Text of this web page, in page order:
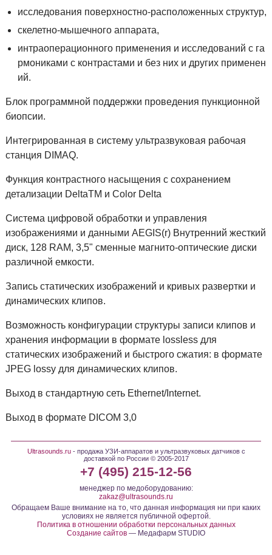
исследования поверхностно-расположенных структур,
скелетно-мышечного аппарата,
интраоперационного применения и исследований с га
рмониками с контрастами и без них и других применен
ий.
Блок программной поддержки проведения пункционной
биопсии.
Интегрированная в систему ультразвуковая рабочая
станция DIMAQ.
Функция контрастного насыщения с сохранением
детализации DeltaТМ и Сolor Delta
Система цифровой обработки и управления
изображениями и данными AEGIS(r) Внутренний жесткий
диск, 128 RAM, 3,5" сменные магнито-оптические диски
различной емкости.
Запись статических изображений и кривых развертки и
динамических клипов.
Возможность конфигурации структуры записи клипов и
хранения информации в формате lossless для
статических изображений и быстрого сжатия: в формате
JPEG lossy для динамических клипов.
Выход в стандартную сеть Ethernet/Internet.
Выход в формате DICOM 3,0
Ultrasounds.ru- продажа УЗИ-аппаратов и ультразвуковых датчиков с
доставкой по России © 2005-2017
+7 (495) 215-12-56
менеджер по медоборудованию:
zakaz@ultrasounds.ru
Обращаем Ваше внимание на то, что данная информация ни при каких
условиях не является публичной офертой.
Политика в отношении обработки персональных данных
Создание сайтов — Медафарм STUDIO